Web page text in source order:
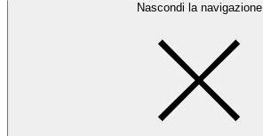
Nascondi la navigazione